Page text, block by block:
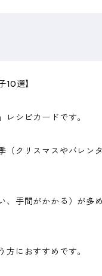
10選】
シピカードです。
（クリスマスやバレン
手間がかかる）が多め
におすすめです。